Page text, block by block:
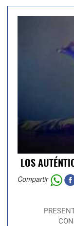
LOS
Compartir